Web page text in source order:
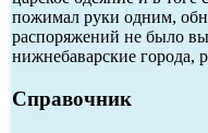
пожимал руки одним,
распоряжений не было
нижнебаварские города,
Справочник